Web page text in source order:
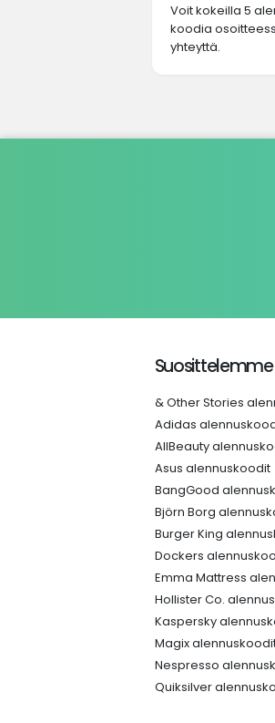
Voit kokeilla 5
koodia
yhteyttä.
Suosittelemme
& Other Stories
Adidas
AllBeauty
Asus alennuskoodit
BangGood
Björn Borg
Burger King
Dockers
Emma Mattress
Hollister Co.
Kaspersky
Magix
Nespresso
Quiksilver